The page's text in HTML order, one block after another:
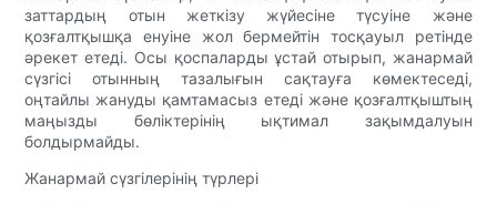
заттардың отын жеткізу жүйесіне түсуіне және
қозғалтқышқа енуіне жол бермейтін тосқауыл ретінде
әрекет етеді. Осы қоспаларды ұстай отырып, жанармай
сүзгісі отынның тазалығын сақтауға көмектеседі,
оңтайлы жануды қамтамасыз етеді және қозғалтқыштың
маңызды бөліктерінің ықтимал зақымдалуын
болдырмайды.
Жанармай сүзгілерінің түрлері